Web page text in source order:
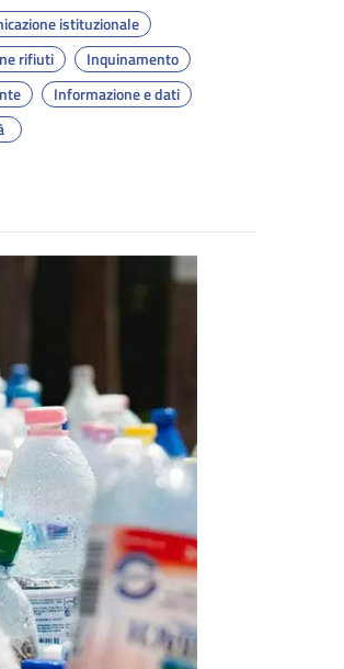
istituzionale
rifiuti
Inquinamento
Informazione e dati